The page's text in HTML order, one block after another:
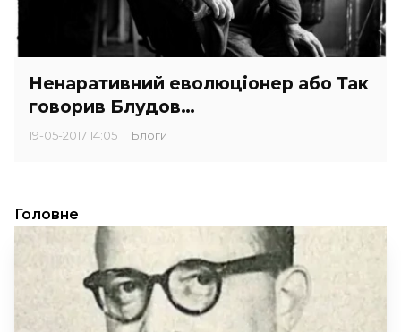
Ненаративний еволюціонер або Так
говорив Блудов…
19-05-2017 14:05 Блоги
Головне